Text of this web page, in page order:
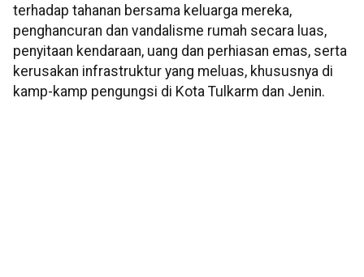
terhadap tahanan bersama keluarga mereka,
penghancuran dan vandalisme rumah secara luas,
penyitaan kendaraan, uang dan perhiasan emas, serta
kerusakan infrastruktur yang meluas, khususnya di
kamp-kamp pengungsi di Kota Tulkarm dan Jenin.